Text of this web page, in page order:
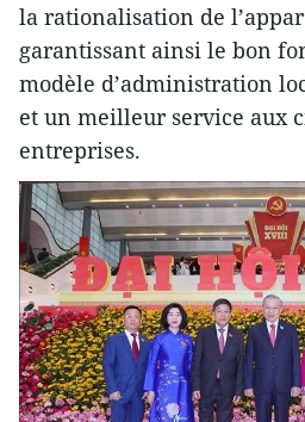
la rationalisation de
garantissant ainsi le bon
modèle d’administration
et un meilleur service aux
entreprises.